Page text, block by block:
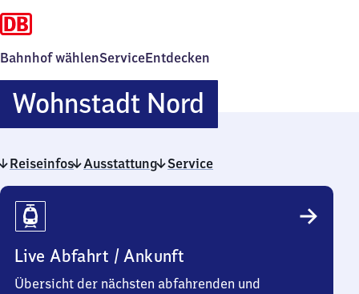
Bahnhof wählenServiceEntdecken
Wohnstadt Nord
Nord
Reiseinfos Ausstattung Service
Reiseinfos
Live Abfahrt / Ankunft
Übersicht der nächsten abfahrenden und